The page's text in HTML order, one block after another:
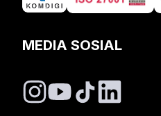
MEDIA SOSIAL